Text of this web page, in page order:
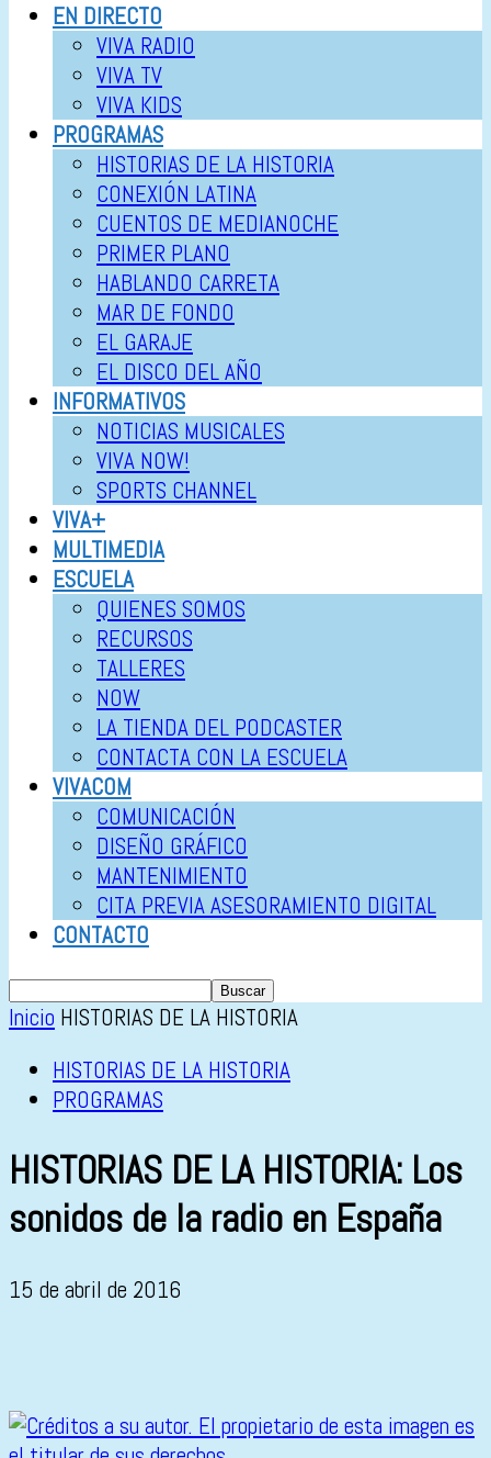
EN DIRECTO
VIVA RADIO
VIVA TV
VIVA KIDS
PROGRAMAS
HISTORIAS DE LA HISTORIA
CONEXIÓN LATINA
CUENTOS DE MEDIANOCHE
PRIMER PLANO
HABLANDO CARRETA
MAR DE FONDO
EL GARAJE
EL DISCO DEL AÑO
INFORMATIVOS
NOTICIAS MUSICALES
VIVA NOW!
SPORTS CHANNEL
VIVA+
MULTIMEDIA
ESCUELA
QUIENES SOMOS
RECURSOS
TALLERES
NOW
LA TIENDA DEL PODCASTER
CONTACTA CON LA ESCUELA
VIVACOM
COMUNICACIÓN
DISEÑO GRÁFICO
MANTENIMIENTO
CITA PREVIA ASESORAMIENTO DIGITAL
CONTACTO
Inicio HISTORIAS DE LA HISTORIA
HISTORIAS DE LA HISTORIA
PROGRAMAS
HISTORIAS DE LA HISTORIA: Los
sonidos de la radio en España
15 de abril de 2016